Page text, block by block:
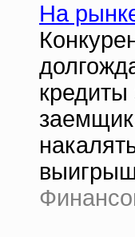
На